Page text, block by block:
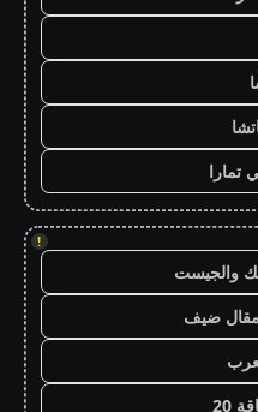
تمارا
!
والجيست
20